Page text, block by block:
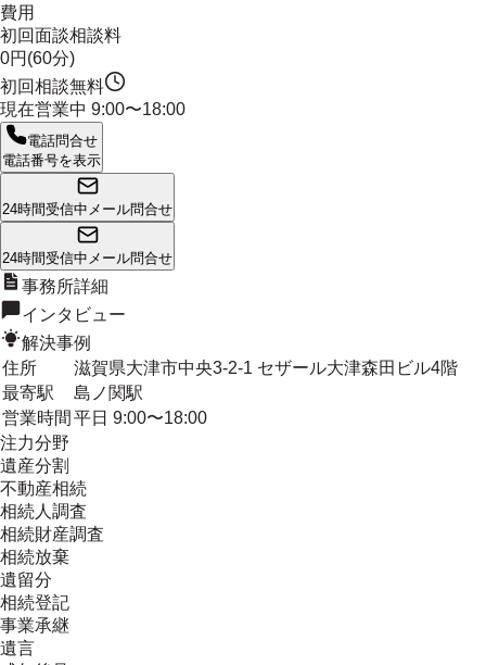
費用
初回面談相談料
0円(60分)
初回相談無料
現在営業中 9:00〜18:00
電話問合せ
電話番号を表示
24時間受信中 メール問合せ
24時間受信中 メール問合せ
事務所詳細
インタビュー
解決事例
住所
滋賀県大津市中央3-2-1 セザール大津森田ビル4階
最寄駅
島ノ関駅
営業時間 平日 9:00〜18:00
注力分野
遺産分割
不動産相続
相続人調査
相続財産調査
相続放棄
遺留分
相続登記
事業承継
遺言